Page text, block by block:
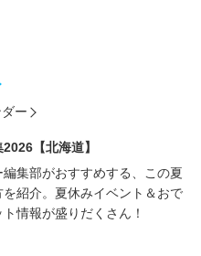
ー
【北海道】
編集部がおすすめする、この夏
を紹介。夏休みイベント＆おで
情報が盛りだくさん！